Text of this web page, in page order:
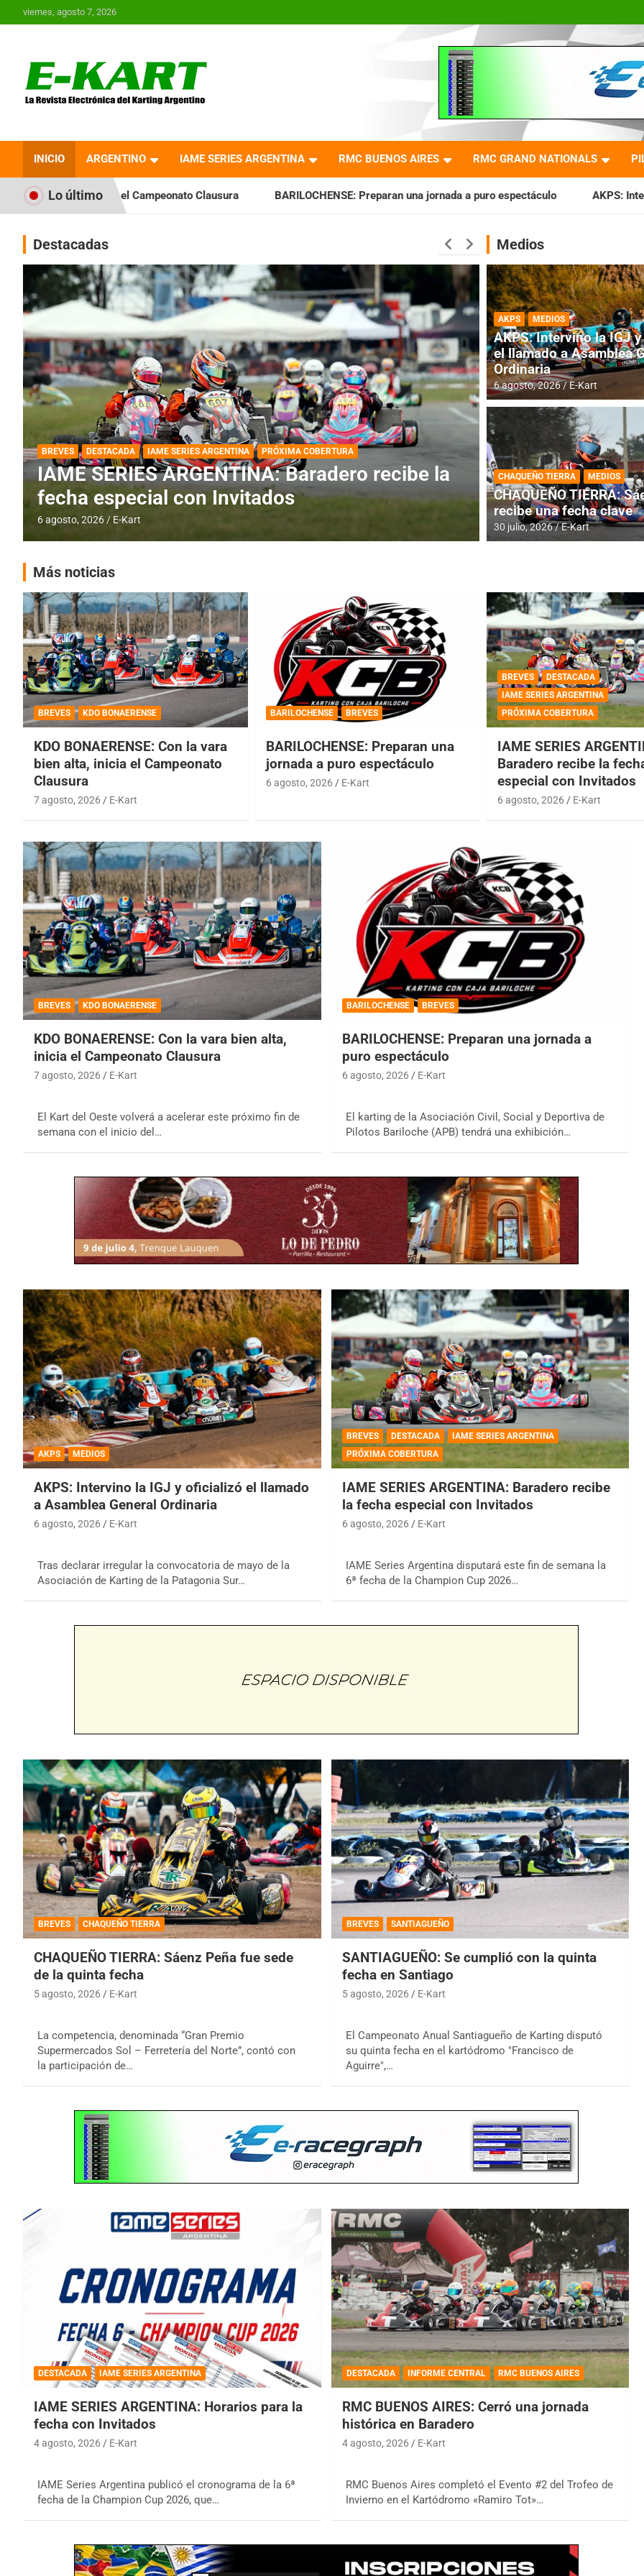
al
viernes, agosto 7, 2026
Revista Electrónica del
Karting en Argentina
INICIO ARGENTINO IAME SERIES ARGENTINA RMC BUENOS AIRES RMC GRAND NATIONALS
Lo último
el Campeonato Clausura BARILOCHENSE: Preparan una jornada a puro espectáculo AKPS: Intervino la IGJ y oficializó
Destacadas
DESTACADA IAME SERIES ARGENTINA
IAME SERIES ARGENTINA: Horarios para la
fecha con Invitados
4 agosto, 2026 E-Kart
DESTACADA INFORME CENTRAL
RMC BUENOS
histórica en
4 agosto, 2026 E-Kart
Medios
AKPS MEDIOS
AKPS: Intervino la IGJ
el llamado a Asamblea
Ordinaria
6 agosto, 2026 E-Kart
CHAQUEÑO TIERRA MEDIOS
CHAQUEÑO TIERRA:
recibe una fecha clave
30 julio, 2026 E-Kart
Más noticias
BREVES KDO BONAERENSE
KDO BONAERENSE: Con la vara
bien alta, inicia el Campeonato
Clausura
7 agosto, 2026 E-Kart
BARILOCHENSE BREVES
BARILOCHENSE: Preparan una
jornada a puro espectáculo
6 agosto, 2026 E-Kart
BREVES
DESTACADA
IAME SERIES ARGENTINA
PRÓXIMA COBERTURA
IAME SERIES
Baradero recibe la
especial con Invitados
6 agosto, 2026 E-Kart
BREVES KDO BONAERENSE
KDO BONAERENSE: Con la vara bien alta,
inicia el Campeonato Clausura
7 agosto, 2026 E-Kart
El Kart del Oeste volverá a acelerar este próximo fin de
semana con el inicio del…
BARILOCHENSE BREVES
BARILOCHENSE: Preparan una jornada a
puro espectáculo
6 agosto, 2026 E-Kart
El karting de la Asociación Civil, Social y Deportiva de
Pilotos Bariloche (APB) tendrá una exhibición…
AKPS MEDIOS
AKPS: Intervino la IGJ y oficializó el llamado
a Asamblea General Ordinaria
6 agosto, 2026 E-Kart
Tras declarar irregular la convocatoria de mayo de la
Asociación de Karting de la Patagonia Sur…
BREVES DESTACADA
IAME SERIES ARGENTINA
PRÓXIMA COBERTURA
IAME SERIES ARGENTINA: Baradero recibe
la fecha especial con Invitados
6 agosto, 2026 E-Kart
IAME Series Argentina disputará este fin de semana la
6ª fecha de la Champion Cup 2026…
BREVES CHAQUEÑO TIERRA
CHAQUEÑO TIERRA: Sáenz Peña fue sede
de la quinta fecha
5 agosto, 2026 E-Kart
La competencia, denominada “Gran Premio
Supermercados Sol – Ferretería del Norte”, contó con
la participación de…
BREVES SANTIAGUEÑO
SANTIAGUEÑO: Se cumplió con la quinta
fecha en Santiago
5 agosto, 2026 E-Kart
El Campeonato Anual Santiagueño de Karting disputó
su quinta fecha en el kartódromo "Francisco de
Aguirre",…
DESTACADA IAME SERIES ARGENTINA
IAME SERIES ARGENTINA: Horarios para la
fecha con Invitados
4 agosto, 2026 E-Kart
IAME Series Argentina publicó el cronograma de la 6ª
fecha de la Champion Cup 2026, que…
DESTACADA INFORME CENTRAL RMC BUENOS AIRES
RMC BUENOS AIRES: Cerró una jornada
histórica en Baradero
4 agosto, 2026 E-Kart
RMC Buenos Aires completó el Evento #2 del Trofeo de
Invierno en el Kartódromo «Ramiro Tot»…